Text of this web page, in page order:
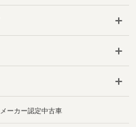
メーカー認定中古車